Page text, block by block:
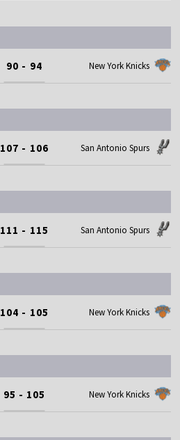
90 - 94 New York Knicks
107 - 106 San Antonio Spurs
111 - 115 San Antonio Spurs
104 - 105 New York Knicks
95 - 105 New York Knicks